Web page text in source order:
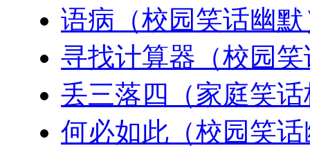
语病（校园笑话幽默
寻找计算器（校园
丢三落四（家庭笑
何必如此（校园笑